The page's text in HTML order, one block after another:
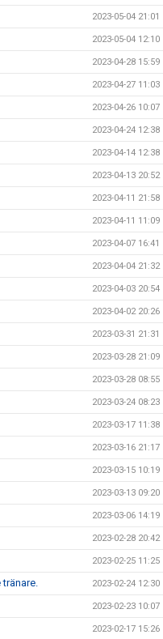
2023-05-04 21:01
2023-05-04 12:10
2023-04-28 15:59
2023-04-27 11:03
2023-04-26 10:07
2023-04-24 12:38
2023-04-14 12:38
2023-04-13 20:52
2023-04-11 21:58
2023-04-11 11:09
2023-04-07 16:41
2023-04-04 21:32
2023-04-03 20:54
2023-04-02 20:26
2023-03-31 21:31
2023-03-28 21:09
2023-03-28 08:55
2023-03-24 08:23
2023-03-17 11:38
2023-03-16 21:17
2023-03-15 10:19
2023-03-13 09:20
2023-03-06 14:19
2023-02-28 20:42
2023-02-25 11:25
2023-02-24 12:30
2023-02-23 10:07
2023-02-17 15:26